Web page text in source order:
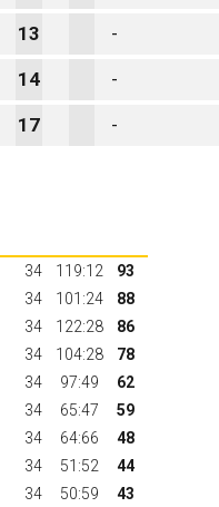
13 -
14 -
17 -
34 119:12
93
34 101:24
88
34 122:28
86
34 104:28
78
34 97:49
62
34 65:47
59
34 64:66
48
34 51:52
44
34 50:59
43